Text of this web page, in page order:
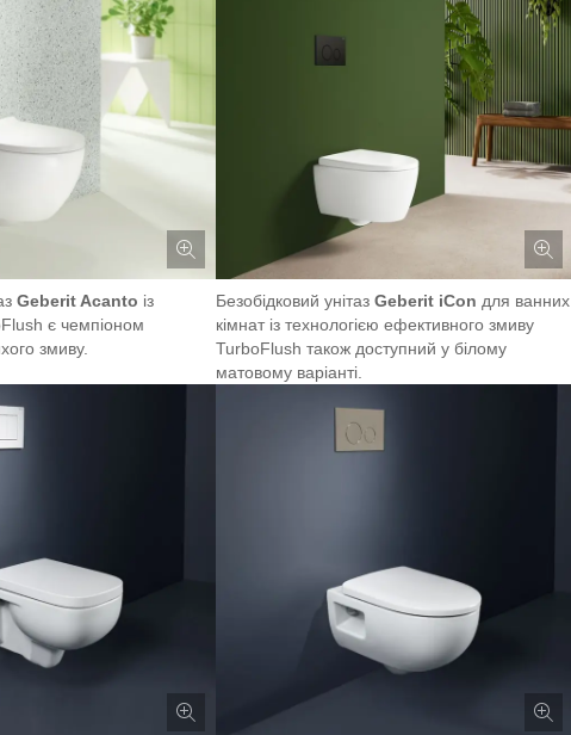
Geberit Acanto із
є чемпіоном
змиву.
Безобідковий унітаз Geberit iCon для ванних
кімнат із технологією ефективного змиву
TurboFlush також доступний у білому
матовому варіанті.